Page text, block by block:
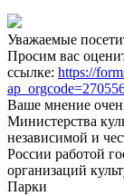
Уважаемые
Просим вас
ссылке: https://
Ваше мнение
Министерства
независимой и
России работой
организаций
Парки